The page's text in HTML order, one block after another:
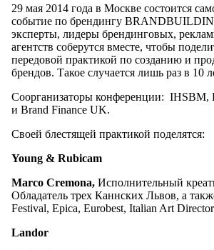
29 мая 2014 года в Москве состоится
событие по брендингу
эксперты, лидеры брендинговых,
агентств соберутся вместе, чтобы
передовой практикой по созданию и
брендов. Такое случается лишь раз в 10
Соорганизаторы конференции: IHSBM,
и Brand Finance UK.
Своей блестящей практикой поделятся:
Young & Rubicam
Marco Cremona, Исполнительный
Обладатель трех Каннских Львов, а
Festival, Epica, Eurobest, Italian Art
Landor